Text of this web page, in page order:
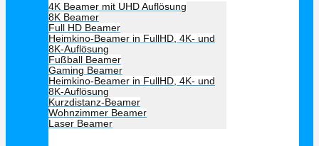
4K Beamer mit UHD Auflösung
8K Beamer
Full HD Beamer
Heimkino-Beamer in FullHD, 4K- und
8K-Auflösung
Fußball Beamer
Gaming Beamer
Heimkino-Beamer in FullHD, 4K- und
8K-Auflösung
Kurzdistanz-Beamer
Wohnzimmer Beamer
Laser Beamer